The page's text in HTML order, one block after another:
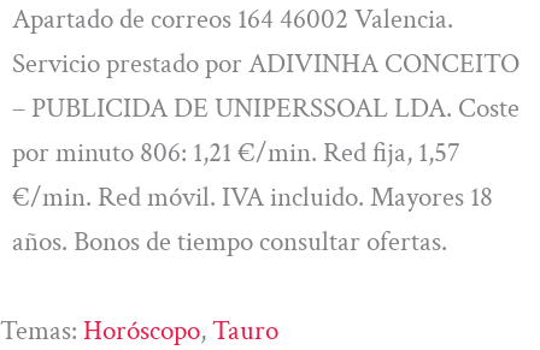
Apartado de correos 164 46002 Valencia.
Servicio prestado por ADIVINHA CONCEITO
– PUBLICIDA DE UNIPERSSOAL LDA. Coste
por minuto 806: 1,21 €/min. Red fija, 1,57
€/min. Red móvil. IVA incluido. Mayores 18
años. Bonos de tiempo consultar ofertas.
Temas: Horóscopo, Tauro